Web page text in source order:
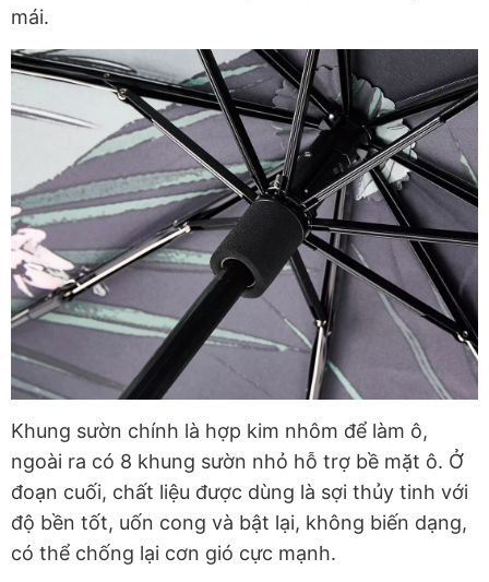
mái.
Khung sườn chính là hợp kim nhôm để làm ô,
ngoài ra có 8 khung sườn nhỏ hỗ trợ bề mặt ô. Ở
đoạn cuối, chất liệu được dùng là sợi thủy tinh với
độ bền tốt, uốn cong và bật lại, không biến dạng,
có thể chống lại cơn gió cực mạnh.